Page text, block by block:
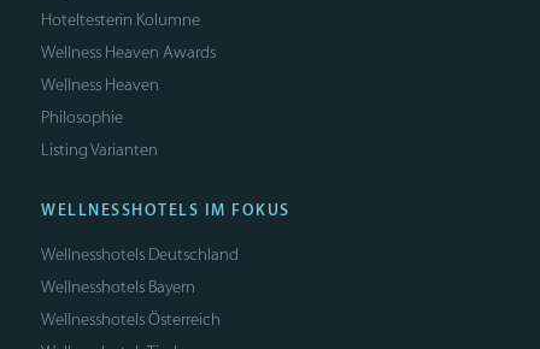
Hoteltesterin Kolumne
Wellness Heaven Awards
Wellness Heaven
Philosophie
Listing Varianten
WELLNESSHOTELS IM FOKUS
Wellnesshotels Deutschland
Wellnesshotels Bayern
Wellnesshotels Österreich